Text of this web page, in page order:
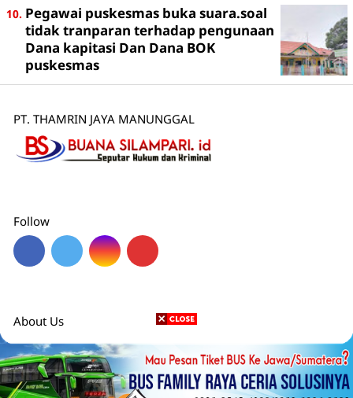
Pegawai puskesmas buka suara.soal
tidak tranparan terhadap pengunaan
Dana kapitasi Dan Dana BOK
puskesmas
PT. THAMRIN JAYA MANUNGGAL
Follow
About Us
Redaksi Pedoman Media Siber Disclaimer Karier
Privacy Policy